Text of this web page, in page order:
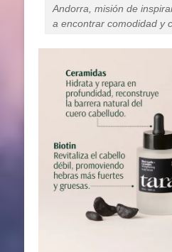
Andorra, misión de
a encontrar comodidad y